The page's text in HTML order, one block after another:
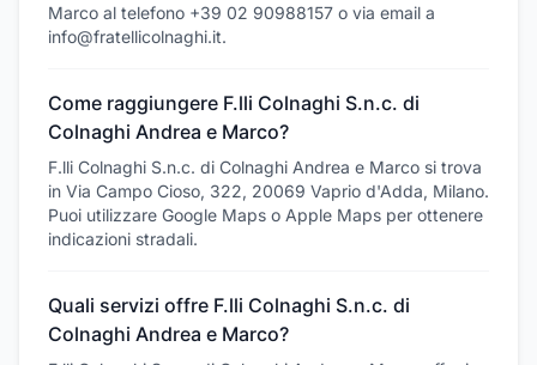
Marco al telefono +39 02 90988157 o via email a
info@fratellicolnaghi.it.
Come raggiungere F.lli Colnaghi S.n.c. di
Colnaghi Andrea e Marco?
F.lli Colnaghi S.n.c. di Colnaghi Andrea e Marco si trova
in Via Campo Cioso, 322, 20069 Vaprio d'Adda, Milano.
Puoi utilizzare Google Maps o Apple Maps per ottenere
indicazioni stradali.
Quali servizi offre F.lli Colnaghi S.n.c. di
Colnaghi Andrea e Marco?